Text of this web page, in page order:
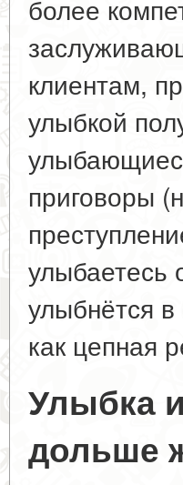
более
клиентам,
улыбкой
приговоры
улыбаетесь
улыбнётся
как цепная
Улыбка
дольше